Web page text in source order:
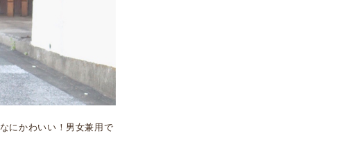
にかわいい！男女兼用で